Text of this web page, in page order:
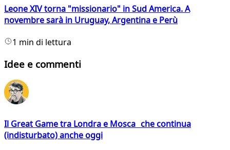
Leone XIV torna "missionario" in Sud America. A
novembre sarà in Uruguay, Argentina e Perù
1 min di lettura
Idee e commenti
Il Great Game tra Londra e Mosca che continua
(indisturbato) anche oggi